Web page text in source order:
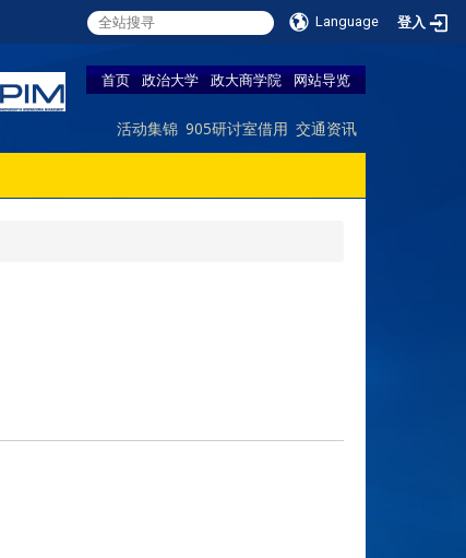
Language 登入
首页 政治大学 政大商学院 网站导览
活动集锦 905研讨室借用 交通资讯